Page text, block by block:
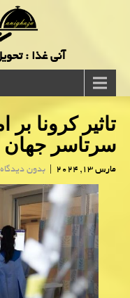
آنی غذا :
تاثیر کرونا بر
سرتاسر جهان
مارس 13, 2024 | بدون دیدگاه